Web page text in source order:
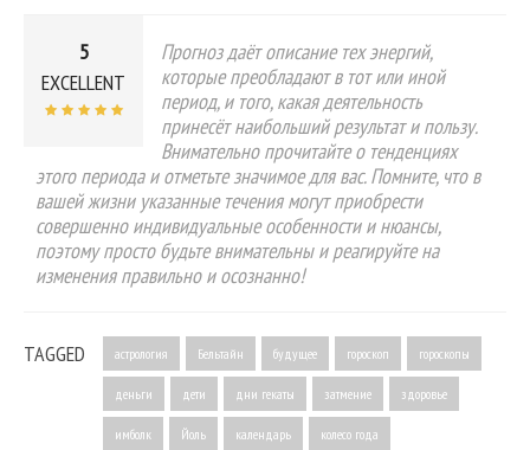
5
EXCELLENT
Прогноз даёт описание тех энергий,
которые преобладают в тот или иной
период, и того, какая деятельность
принесёт наибольший результат и пользу.
Внимательно прочитайте о тенденциях
этого периода и отметьте значимое для вас. Помните, что в
вашей жизни указанные течения могут приобрести
совершенно индивидуальные особенности и нюансы,
поэтому просто будьте внимательны и реагируйте на
изменения правильно и осознанно!
TAGGED астрология Бельтайн будущее гороскоп гороскопы
деньги дети дни гекаты затмение здоровье
имболк Йоль календарь колесо года